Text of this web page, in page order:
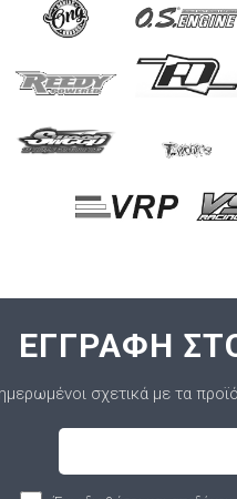
ΕΓΓΡΑΦΗ
σχετικά με τα